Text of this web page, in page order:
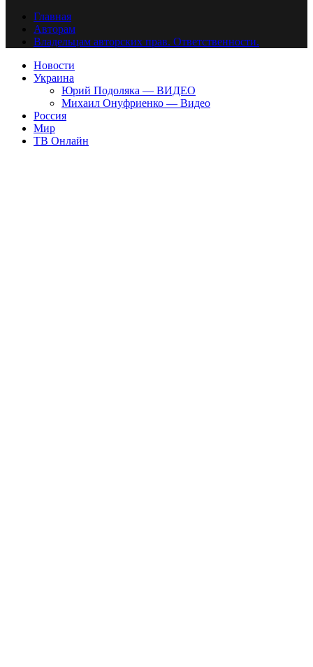
Главная
Авторам
Владельцам авторских прав. Ответственности.
Новости
Украина
Юрий Подоляка — ВИДЕО
Михаил Онуфриенко — Видео
Россия
Мир
ТВ Онлайн